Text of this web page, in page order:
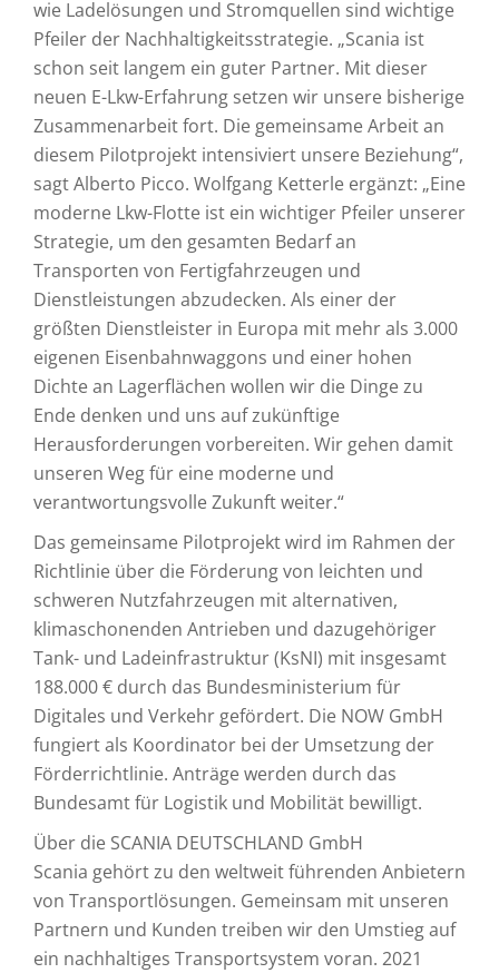
wie Ladelösungen und Stromquellen sind wichtige
Pfeiler der Nachhaltigkeitsstrategie. „Scania ist
schon seit langem ein guter Partner. Mit dieser
neuen E-Lkw-Erfahrung setzen wir unsere bisherige
Zusammenarbeit fort. Die gemeinsame Arbeit an
diesem Pilotprojekt intensiviert unsere Beziehung“,
sagt Alberto Picco. Wolfgang Ketterle ergänzt: „Eine
moderne Lkw-Flotte ist ein wichtiger Pfeiler unserer
Strategie, um den gesamten Bedarf an
Transporten von Fertigfahrzeugen und
Dienstleistungen abzudecken. Als einer der
größten Dienstleister in Europa mit mehr als 3.000
eigenen Eisenbahnwaggons und einer hohen
Dichte an Lagerflächen wollen wir die Dinge zu
Ende denken und uns auf zukünftige
Herausforderungen vorbereiten. Wir gehen damit
unseren Weg für eine moderne und
verantwortungsvolle Zukunft weiter.“
Das gemeinsame Pilotprojekt wird im Rahmen der
Richtlinie über die Förderung von leichten und
schweren Nutzfahrzeugen mit alternativen,
klimaschonenden Antrieben und dazugehöriger
Tank- und Ladeinfrastruktur (KsNI) mit insgesamt
188.000 € durch das Bundesministerium für
Digitales und Verkehr gefördert. Die NOW GmbH
fungiert als Koordinator bei der Umsetzung der
Förderrichtlinie. Anträge werden durch das
Bundesamt für Logistik und Mobilität bewilligt.
Über die SCANIA DEUTSCHLAND GmbH
Scania gehört zu den weltweit führenden Anbietern
von Transportlösungen. Gemeinsam mit unseren
Partnern und Kunden treiben wir den Umstieg auf
ein nachhaltiges Transportsystem voran. 2021